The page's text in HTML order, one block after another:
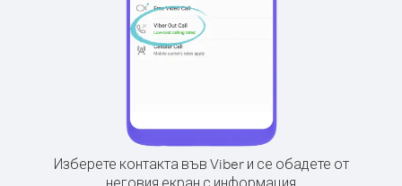
Изберете контакта във Viber и се обадете от
неговия екран с информация